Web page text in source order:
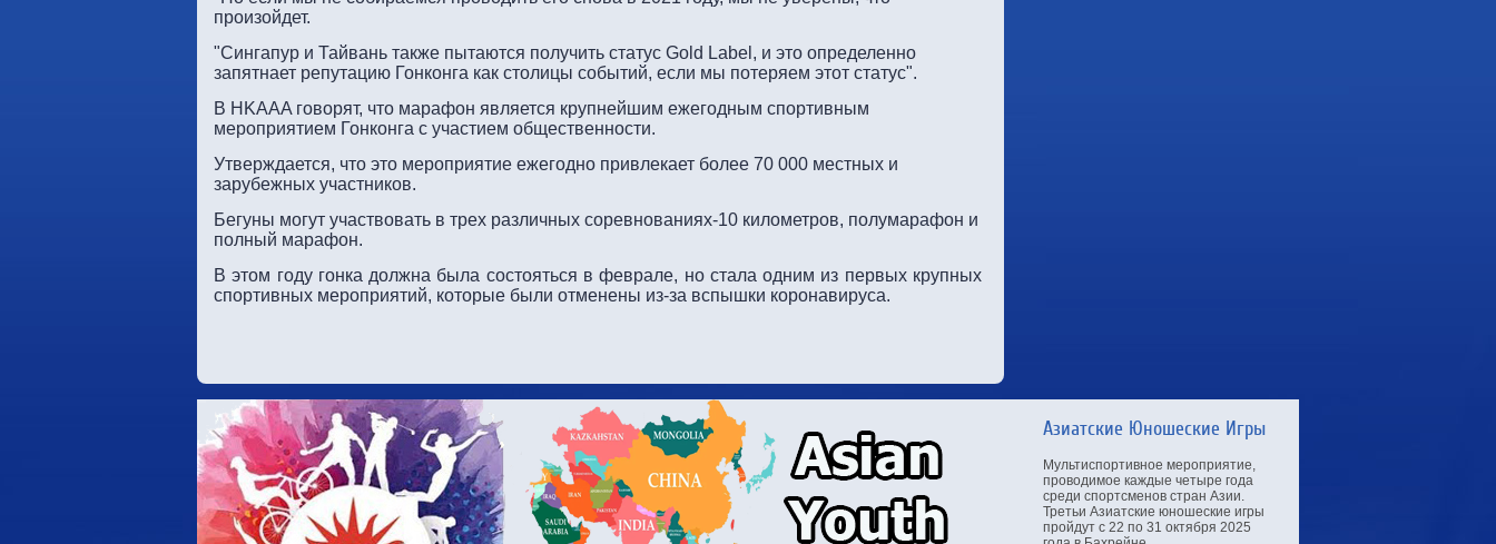
произойдет.
"Сингапур и Тайвань также пытаются получить статус Gold Label, и это определенно
запятнает репутацию Гонконга как столицы событий, если мы потеряем этот статус".
В HKAAA говорят, что марафон является крупнейшим ежегодным спортивным
мероприятием Гонконга с участием общественности.
Утверждается, что это мероприятие ежегодно привлекает более 70 000 местных и
зарубежных участников.
Бегуны могут участвовать в трех различных соревнованиях-10 километров, полумарафон и
полный марафон.
В этом году гонка должна была состояться в феврале, но стала одним из первых крупных
спортивных мероприятий, которые были отменены из-за вспышки коронавируса.